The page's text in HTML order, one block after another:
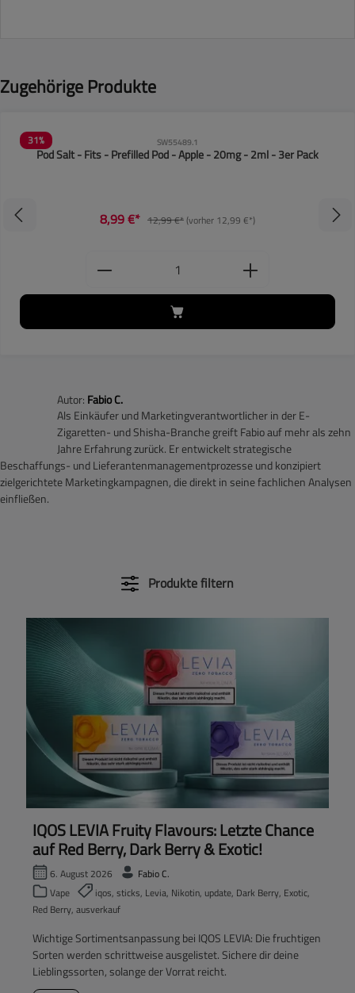
Produktgalerie überspringen
Zugehörige Produkte
ein oder benutze die Schaltflächen, um
31% SW55489.1
Pod Salt - Fits - Prefilled Pod - Apple - 20mg - 2ml - 3er Pack
8,99 €* 12,99 €*(vorher 12,99 €*)
Produkt Anzahl: Gib den
Autor: Fabio C.
Als Einkäufer und Marketingverantwortlicher in der E-
Zigaretten- und Shisha-Branche greift Fabio auf mehr als zehn
Jahre Erfahrung zurück. Er entwickelt strategische
Beschaffungs- und Lieferantenmanagementprozesse und konzipiert
zielgerichtete Marketingkampagnen, die direkt in seine fachlichen Analysen
einfließen.
Produkte filtern
IQOS LEVIA Fruity Flavours: Letzte Chance
auf Red Berry, Dark Berry & Exotic!
6. August 2026
Fabio C.
Vape
iqos, sticks, Levia, Nikotin, update, Dark Berry, Exotic,
Red Berry, ausverkauf
Wichtige Sortimentsanpassung bei IQOS LEVIA: Die fruchtigen
Sorten werden schrittweise ausgelistet. Sichere dir deine
Lieblingssorten, solange der Vorrat reicht.